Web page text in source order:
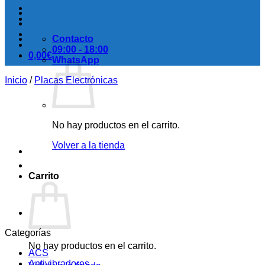
0,00€
No hay productos en el carrito.
Volver a la tienda
Carrito
No hay productos en el carrito.
Contacto
09:00 - 18:00
WhatsApp
Inicio / Placas Electrónicas
Categorías
ACS